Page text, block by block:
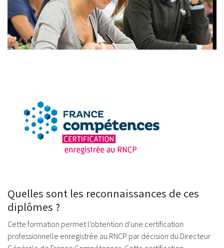
Quelles sont les reconnaissances de ces
diplômes ?
Cette formation permet l'obtention d'une certification
professionnelle enregistrée au RNCP par décision du Directeur